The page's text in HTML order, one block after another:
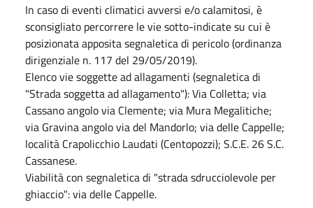
In caso di eventi climatici avversi e/o calamitosi, è
sconsigliato percorrere le vie sotto-indicate su cui è
posizionata apposita segnaletica di pericolo (ordinanza
dirigenziale n. 117 del 29/05/2019).
Elenco vie soggette ad allagamenti (segnaletica di
"Strada soggetta ad allagamento"): Via Colletta; via
Cassano angolo via Clemente; via Mura Megalitiche;
via Gravina angolo via del Mandorlo; via delle Cappelle;
località Crapolicchio Laudati (Centopozzi); S.C.E. 26 S.C.
Cassanese.
Viabilità con segnaletica di "strada sdrucciolevole per
ghiaccio": via delle Cappelle.